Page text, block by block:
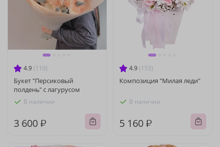
4.9 (110)
Букет "Персиковый
полдень" с лагурусом
В наличии
3 600 ₽
4.9 (153)
Композиция "Милая леди"
В наличии
5 160 ₽